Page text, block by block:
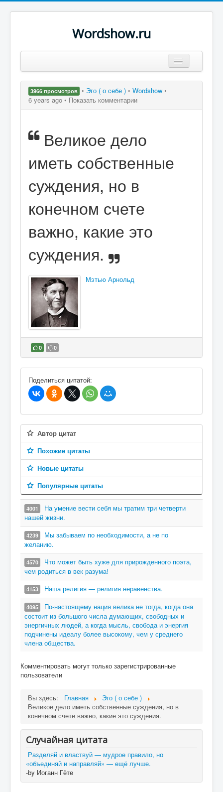
Wordshow.ru
Популярные цитаты
Поиск
3966 просмотров • Эго ( о себе ) • Wordshow •
6 years ago • Показать комментарии
Великое дело
иметь собственные
суждения, но в
конечном счете
важно, какие это
суждения.
Мэтью Арнольд
0 0
В избранное
Поделиться цитатой:
Автор цитат
Похожие цитаты
Новые цитаты
Популярные цитаты
4001
На умение вести себя мы тратим три четверти
нашей жизни.
4239
Мы забываем по необходимости, а не по
желанию.
4570
Что может быть хуже для прирожденного поэта,
чем родиться в век разума!
4153 Наша религия — религия неравенства.
4095
По-настоящему нация велика не тогда, когда она
состоит из большого числа думающих, свободных и
энергичных людей, а когда мысль, свобода и энергия
подчинены идеалу более высокому, чем у среднего
члена общества.
Комментировать могут только зарегистрированные
пользователи
Вы здесь: Главная
Эго ( о себе )
Великое дело иметь собственные суждения, но в
конечном счете важно, какие это суждения.
Случайная цитата
Разделяй и властвуй — мудрое правило, но
«объединяй и направляй» — ещё лучше.
-by Иоганн Гёте